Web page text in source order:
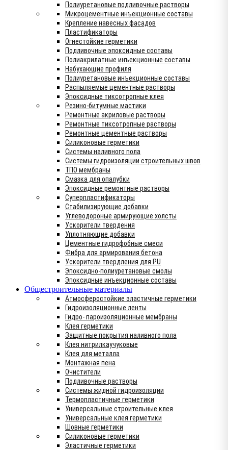
Полиуретановые подливочные растворы
Микроцементные инъекционные составы
Крепление навесных фасадов
Пластификаторы
Огнестойкие герметики
Подливочные эпоксидные составы
Полиакрилатные инъекционные составы
Набухающие профиля
Полиуретановые инъекционные составы
Распыляемые цементные растворы
Эпоксидные тиксотропные клея
Резино-битумные мастики
Ремонтные акриловые растворы
Ремонтные тиксотропные растворы
Ремонтные цементные растворы
Силиконовые герметики
Системы наливного пола
Системы гидроизоляции строительных швов
ТПО мембраны
Смазка для опалубки
Эпоксидные ремонтные растворы
Суперпластификаторы
Стабилизирующие добавки
Углеводороные армирующие холсты
Ускорители твердения
Уплотняющие добавки
Цементные гидрофобные смеси
Фибра для армирования бетона
Ускорители твердления для PU
Эпоксидно-полиуретановые смолы
Эпоксидные инъекционные составы
Общестроительные материалы
Атмосферостойкие эластичные герметики
Гидроизоляционные ленты
Гидро- пароизоляционные мембраны
Клея герметики
Защитные покрытия наливного пола
Клея нитрилкаучуковые
Клея для металла
Монтажная пена
Очистители
Подливочные растворы
Системы жидной гидроизоляции
Термопластичные герметики
Универсальные строительные клея
Универсальные клея герметики
Шовные герметики
Силиконовые герметики
Эластичные герметики